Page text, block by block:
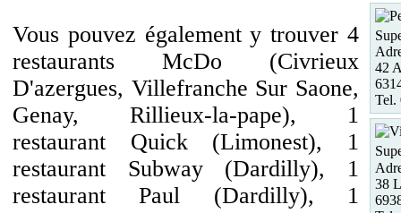
Vous pouvez également y trouver 4
restaurants McDo (Civrieux
D'azergues, Villefranche Sur Saone,
Genay, Rillieux-la-pape), 1
restaurant Quick (Limonest), 1
restaurant Subway (Dardilly), 1
restaurant Paul (Dardilly), 1
42
Tel.
38